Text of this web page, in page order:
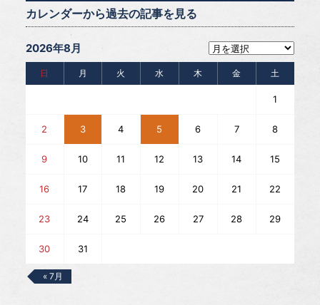
カレンダーから過去の記事を見る
2026年8月
日 月 火 水 木 金 土
1
2 3 4 5 6 7 8
9 10 11 12 13 14 15
16 17 18 19 20 21 22
23 24 25 26 27 28 29
30 31
« 7月